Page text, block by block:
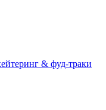
& фуд-траки